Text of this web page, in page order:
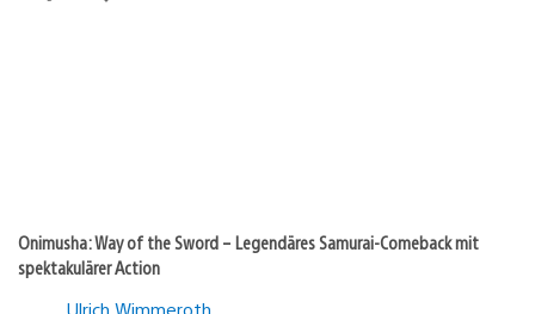
Onimusha: Way of the Sword – Legendäres Samurai-Comeback mit
spektakulärer Action
Ulrich Wimmeroth